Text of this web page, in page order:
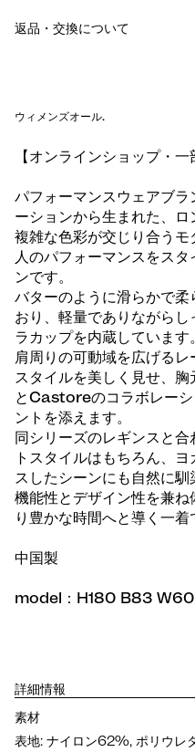
返品・交換について
ウィメンズオール.
【オンラインショップ・一
パフォーマンスウェアブ
ーションから生まれた、ロ
複雑な色彩が交じり合う
人のパフォーマンスをス
ンです。
バターのように滑らかで
おり、軽量でありながら
ラカップを内蔵しています。
肩周りの可動域を広げる
スタイルを美しく見せ、
とCastoreのコラボレーシ
ントを添えます。
同シリーズのレギンスと
トスタイルはもちろん、
スしたシーンにも自然に馴
機能性とデザイン性を兼
り豊かな時間へと導く一着
中国製
model：H180 B83 W60
詳細情報
素材
表地: ナイロン62%, ポリウ